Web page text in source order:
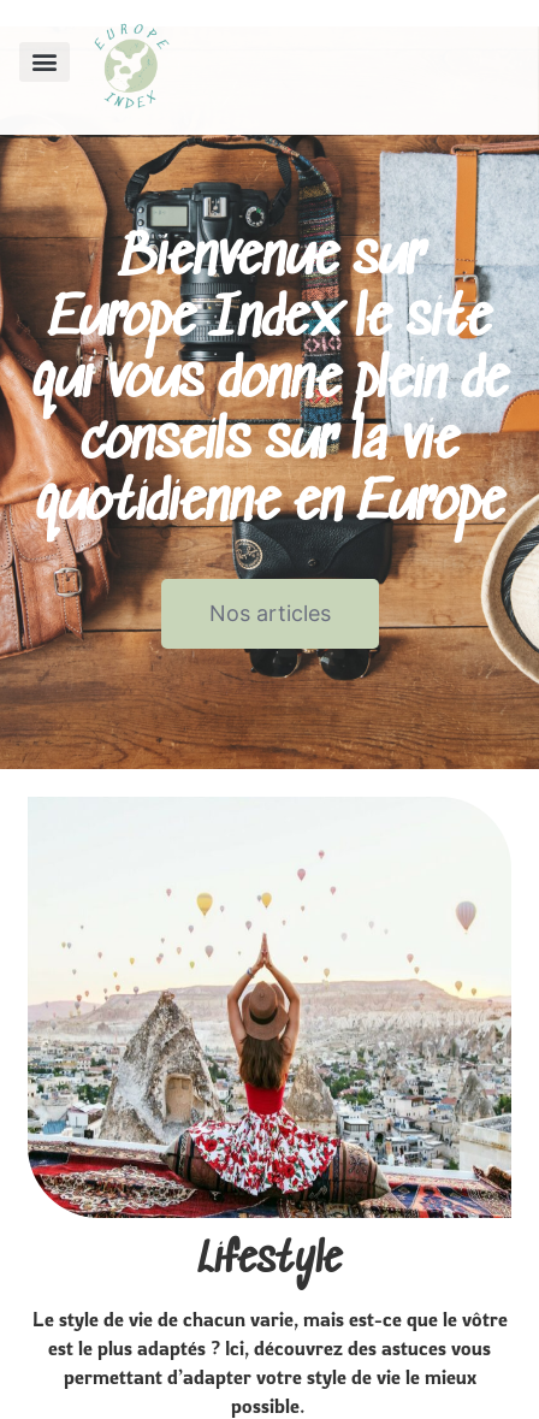
Bienvenue sur
Europe Index le site
qui vous donne plein de
conseils sur la vie
quotidienne en Europe
Nos articles
Lifestyle
Le style de vie de chacun varie, mais est-ce que le vôtre
est le plus adaptés ? Ici, découvrez des astuces vous
permettant d’adapter votre style de vie le mieux
possible.